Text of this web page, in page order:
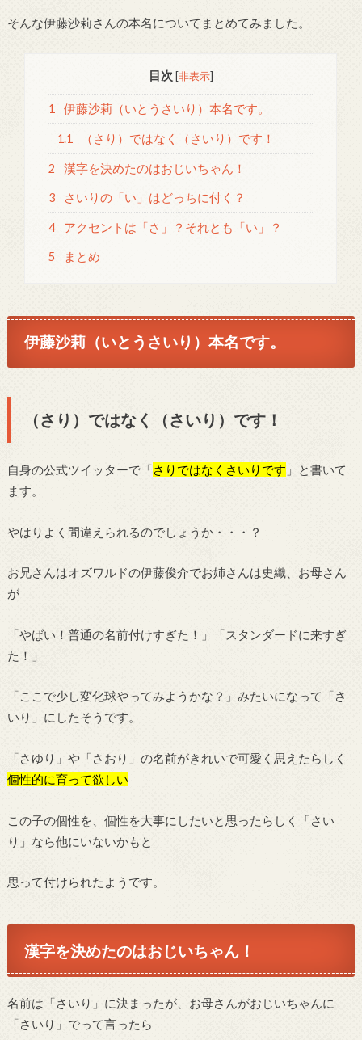
そんな伊藤沙莉さんの本名についてまとめてみました。
目次 [非表示]
1 伊藤沙莉（いとうさいり）本名です。
1.1 （さり）ではなく（さいり）です！
2 漢字を決めたのはおじいちゃん！
3 さいりの「い」はどっちに付く？
4 アクセントは「さ」？それとも「い」？
5 まとめ
伊藤沙莉（いとうさいり）本名です。
（さり）ではなく（さいり）です！
自身の公式ツイッターで「さりではなくさいりです 」と書いて
ます。
やはりよく間違えられるのでしょうか・・・？
お兄さんはオズワルドの伊藤俊介でお姉さんは史織、お母さん
が
「やばい！普通の名前付けすぎた！」「スタンダードに来すぎ
た！」
「ここで少し変化球やってみようかな？」みたいになって「さ
いり」にしたそうです。
「さゆり」や「さおり」の名前がきれいで可愛く思えたらしく
個性的に育って欲しい
この子の個性を、個性を大事にしたいと思ったらしく「さい
り」なら他にいないかもと
思って付けられたようです。
漢字を決めたのはおじいちゃん！
名前は「さいり」に決まったが、お母さんがおじいちゃんに
「さいり」でって言ったら